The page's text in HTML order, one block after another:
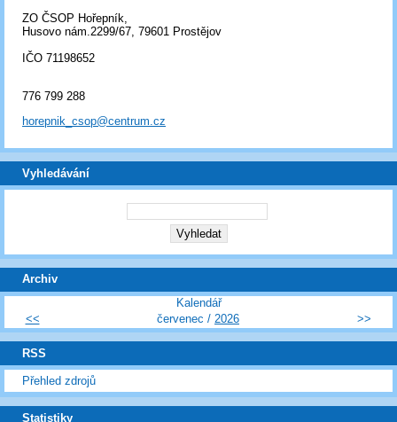
ZO ČSOP Hořepník,
Husovo nám.2299/67, 79601 Prostějov
IČO 71198652
776 799 288
horepnik_csop@centrum.cz
Vyhledávání
Archiv
Kalendář
<<
červenec / 2026 >>
RSS
Přehled zdrojů
Statistiky